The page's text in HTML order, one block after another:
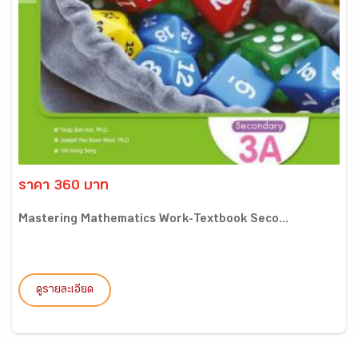
ราคา 360 บาท
Mastering Mathematics Work-Textbook Seco...
ดูรายละเอียด